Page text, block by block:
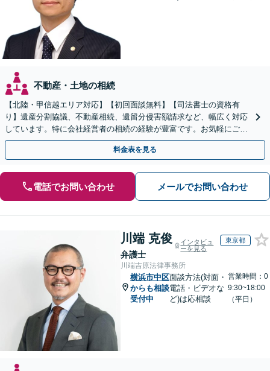
不動産・土地の相続
【北陸・甲信越エリア対応】【初回面談無料】【司法書士の資格有
り】遺産分割協議、不動産相続、遺留分侵害額請求など、幅広く対応
しています。特に会社経営者の相続の経験が豊富です。お気軽にご相
談ください。【休日・夜間面談可】【オンライン面談可】
料金表を見る
電話でお問い合わせ メールでお問い合わせ
川端 克俊
弁護士
インタビュ
ーを見る
東京都
川端吉原法律事務所
横浜市中区
からも相談
受付中
面談方法(対面・
電話・ビデオな
ど)は応相談
営業時間：0
9:30~18:00
（平日）